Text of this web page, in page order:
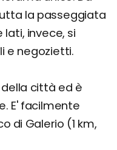
la passeggiata
lati, invece, si
e negozietti.
della città ed è
E' facilmente
di Galerio (1 km,